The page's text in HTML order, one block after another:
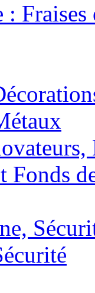
Fraises
Fonds